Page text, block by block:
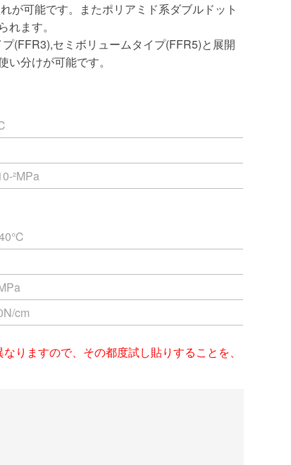
が可能です。またポリアミド系ダブルドット
ます。
(FFR3),セミボリュームタイプ(FFR5)と展開
分けが可能です。
²MPa
cm
りますので、その都度試し貼りすることを、